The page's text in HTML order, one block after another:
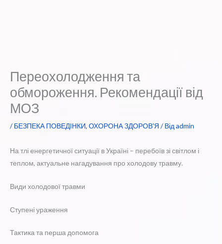
Переохолодження та
обмороження. Рекомендації від
МОЗ
/ БЕЗПЕКА ПОВЕДІНКИ, ОХОРОНА ЗДОРОВ'Я / Відadmin
На тлі енергетичної ситуації в Україні – перебоїв зі світлом і
теплом, актуальне нагадування про холодову травму.
Види холодової травми
Ступені ураження
Тактика та перша допомога